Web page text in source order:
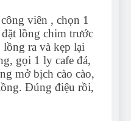
viên , chọn 1
lồng chim trước
lồng ra và kẹp lại
gọi 1 ly cafe đá,
mở bịch cào cào,
Đúng điệu rồi,